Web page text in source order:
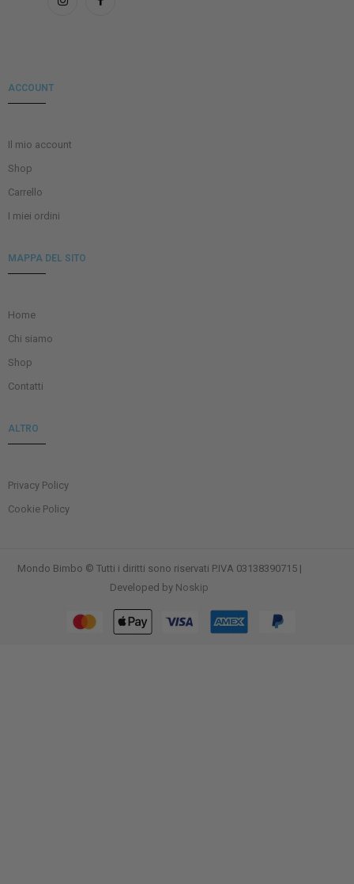
ACCOUNT
Il mio account
Shop
Carrello
I miei ordini
MAPPA DEL SITO
Home
Chi siamo
Shop
Contatti
ALTRO
Privacy Policy
Cookie Policy
Mondo Bimbo © Tutti i diritti sono riservati P.IVA 03138390715 |
Developed by Noskip